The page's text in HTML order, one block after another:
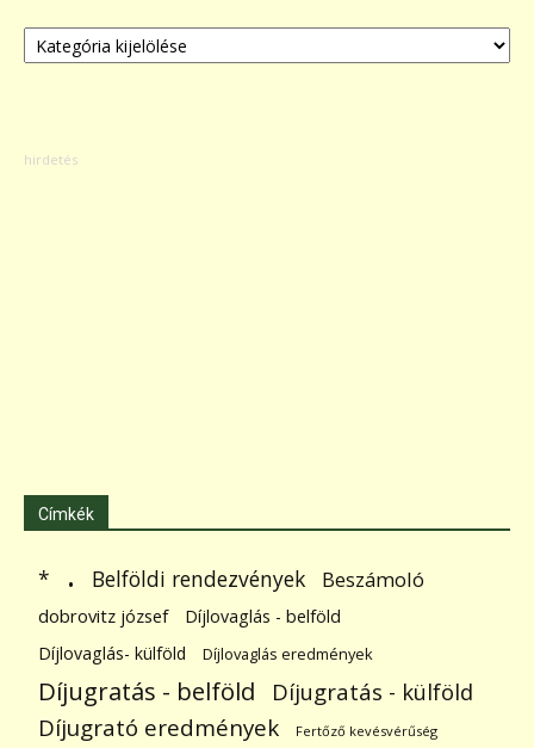
Kategóriák
Címkék
* . Belföldi rendezvények Beszámoló
dobrovitz józsef
Díjlovaglás - belföld
Díjlovaglás- külföld
Díjlovaglás eredmények
Díjugratás - belföld Díjugratás - külföld
Díjugrató eredmények Fertőző kevésvérűség